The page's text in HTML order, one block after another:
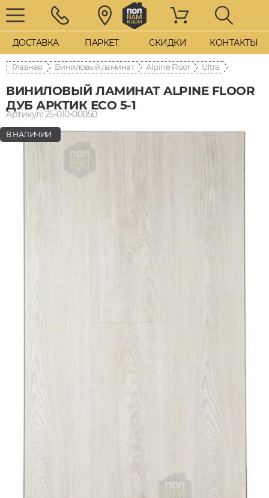
ДОСТАВКА ПАРКЕТ СКИДКИ КОНТАКТЫ
Главная Виниловый ламинат Alpine Floor Ultra
ВИНИЛОВЫЙ ЛАМИНАТ ALPINE FLOOR
ДУБ АРКТИК ЕСО 5-1
Артикул: 25-010-00050
В НАЛИЧИИ